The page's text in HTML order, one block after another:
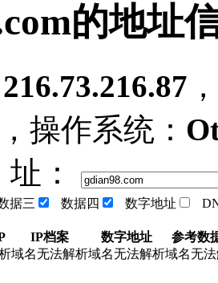
的地址
216.73.216.87
操作系统：
址：
据三 数据四 数字地址
IP档案 数字地址
参考数
域名无法解析域名无法解析域名无